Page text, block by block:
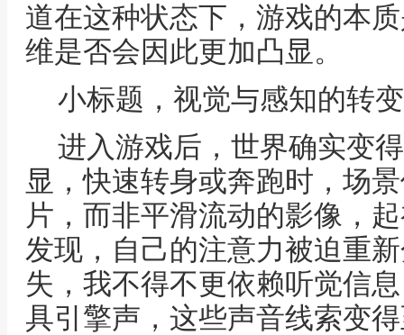
道在这种状态下，游戏的本
维是否会因此更加凸显。
小标题，视觉与感知的转变
进入游戏后，世界确实变
显，快速转身或奔跑时，场
片，而非平滑流动的影像，
发现，自己的注意力被迫重
失，我不得不更依赖听觉信
具引擎声，这些声音线索变